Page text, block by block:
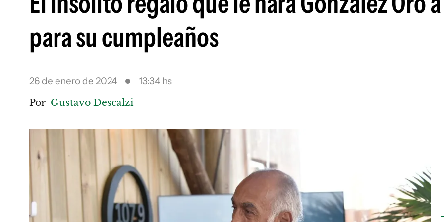
para su cumpleaños
26 de enero de 2024 13:34 hs
Por Gustavo Descalzi